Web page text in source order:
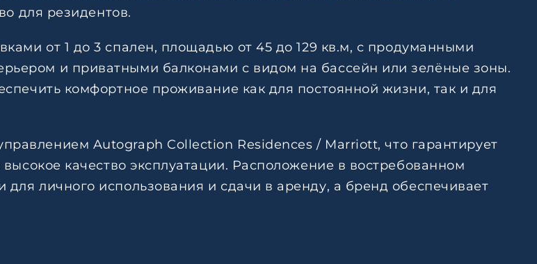
для резидентов.
от 1 до 3 спален, площадью от 45 до 129 кв.м, с продуманными
и приватными балконами с видом на бассейн или зелёные зоны.
комфортное проживание как для постоянной жизни, так и для
Autograph Collection Residences / Marriott, что гарантирует
качество эксплуатации. Расположение в востребованном
личного использования и сдачи в аренду, а бренд обеспечивает